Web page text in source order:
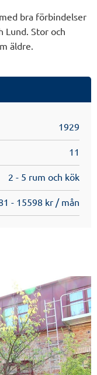
bra förbindelser
Lund. Stor och
äldre.
1929
11
2 - 5 rum och kök
- 15598 kr / mån